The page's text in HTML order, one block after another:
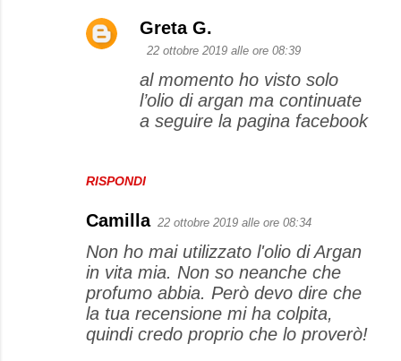
RISPONDI
Greta G.
22 ottobre 2019 alle ore 08:39
al momento ho visto solo
l’olio di argan ma continuate
a seguire la pagina facebook
Camilla 22 ottobre 2019 alle ore 08:34
Non ho mai utilizzato l'olio di Argan
in vita mia. Non so neanche che
profumo abbia. Però devo dire che
la tua recensione mi ha colpita,
quindi credo proprio che lo proverò!